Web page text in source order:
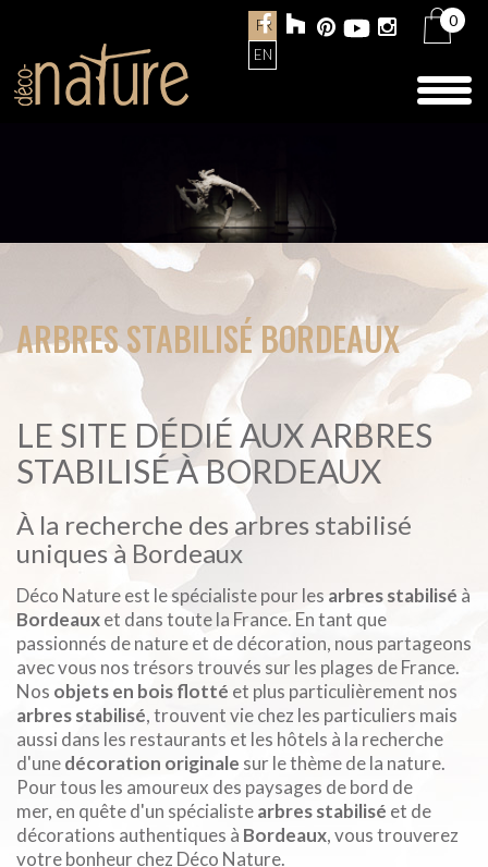
FR
EN
0
ARBRES STABILISÉ BORDEAUX
LE SITE DÉDIÉ AUX ARBRES
STABILISÉ À BORDEAUX
À la recherche des arbres stabilisé
uniques à Bordeaux
Déco Nature est le spécialiste pour les arbres stabilisé à
Bordeauxet dans toute la France. En tant que
passionnés de nature et de décoration, nous partageons
avec vous nos trésors trouvés sur les plages de France.
Nos objets en bois flotté et plus particulièrement nos
arbres stabilisé, trouvent vie chez les particuliers mais
aussi dans les restaurants et les hôtels à la recherche
d'unedécoration originale sur le thème de la nature.
Pour tous les amoureux des paysages de bord de
mer, en quête d'un spécialistearbres stabilisé et de
décorations authentiques à Bordeaux, vous trouverez
votre bonheur chez Déco Nature.